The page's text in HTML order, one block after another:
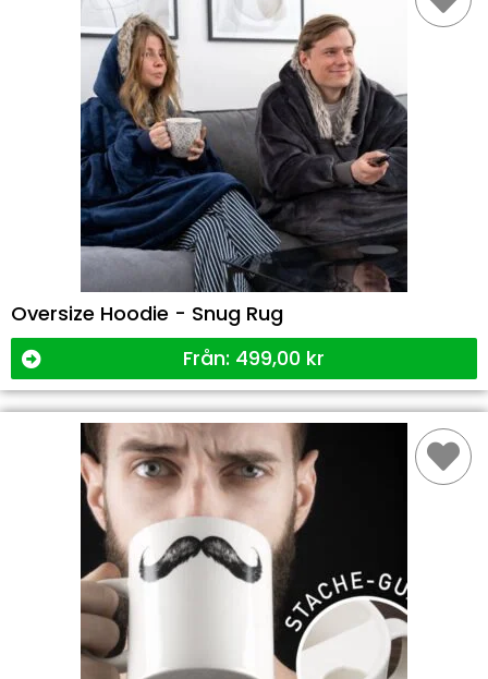
Oversize Hoodie - Snug Rug
Från: 499,00 kr